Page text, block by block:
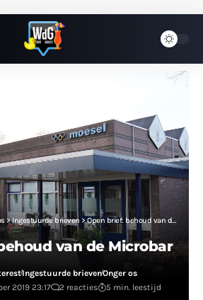
>Ingestuurde brieven >Open brief: behoud van de Microbar
van de Microbar
Ingestuurde brievenOnger os
2019 23:17
2 reacties 5 min. leestijd